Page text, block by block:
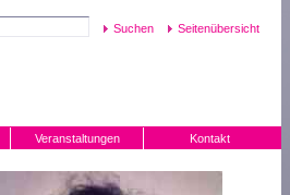
Seitenübersicht
Veranstaltungen Kontakt